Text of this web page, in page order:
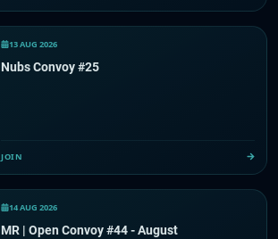
13 AUG 2026
Nubs Convoy #25
JOIN
14 AUG 2026
MR | Open Convoy #44 - August